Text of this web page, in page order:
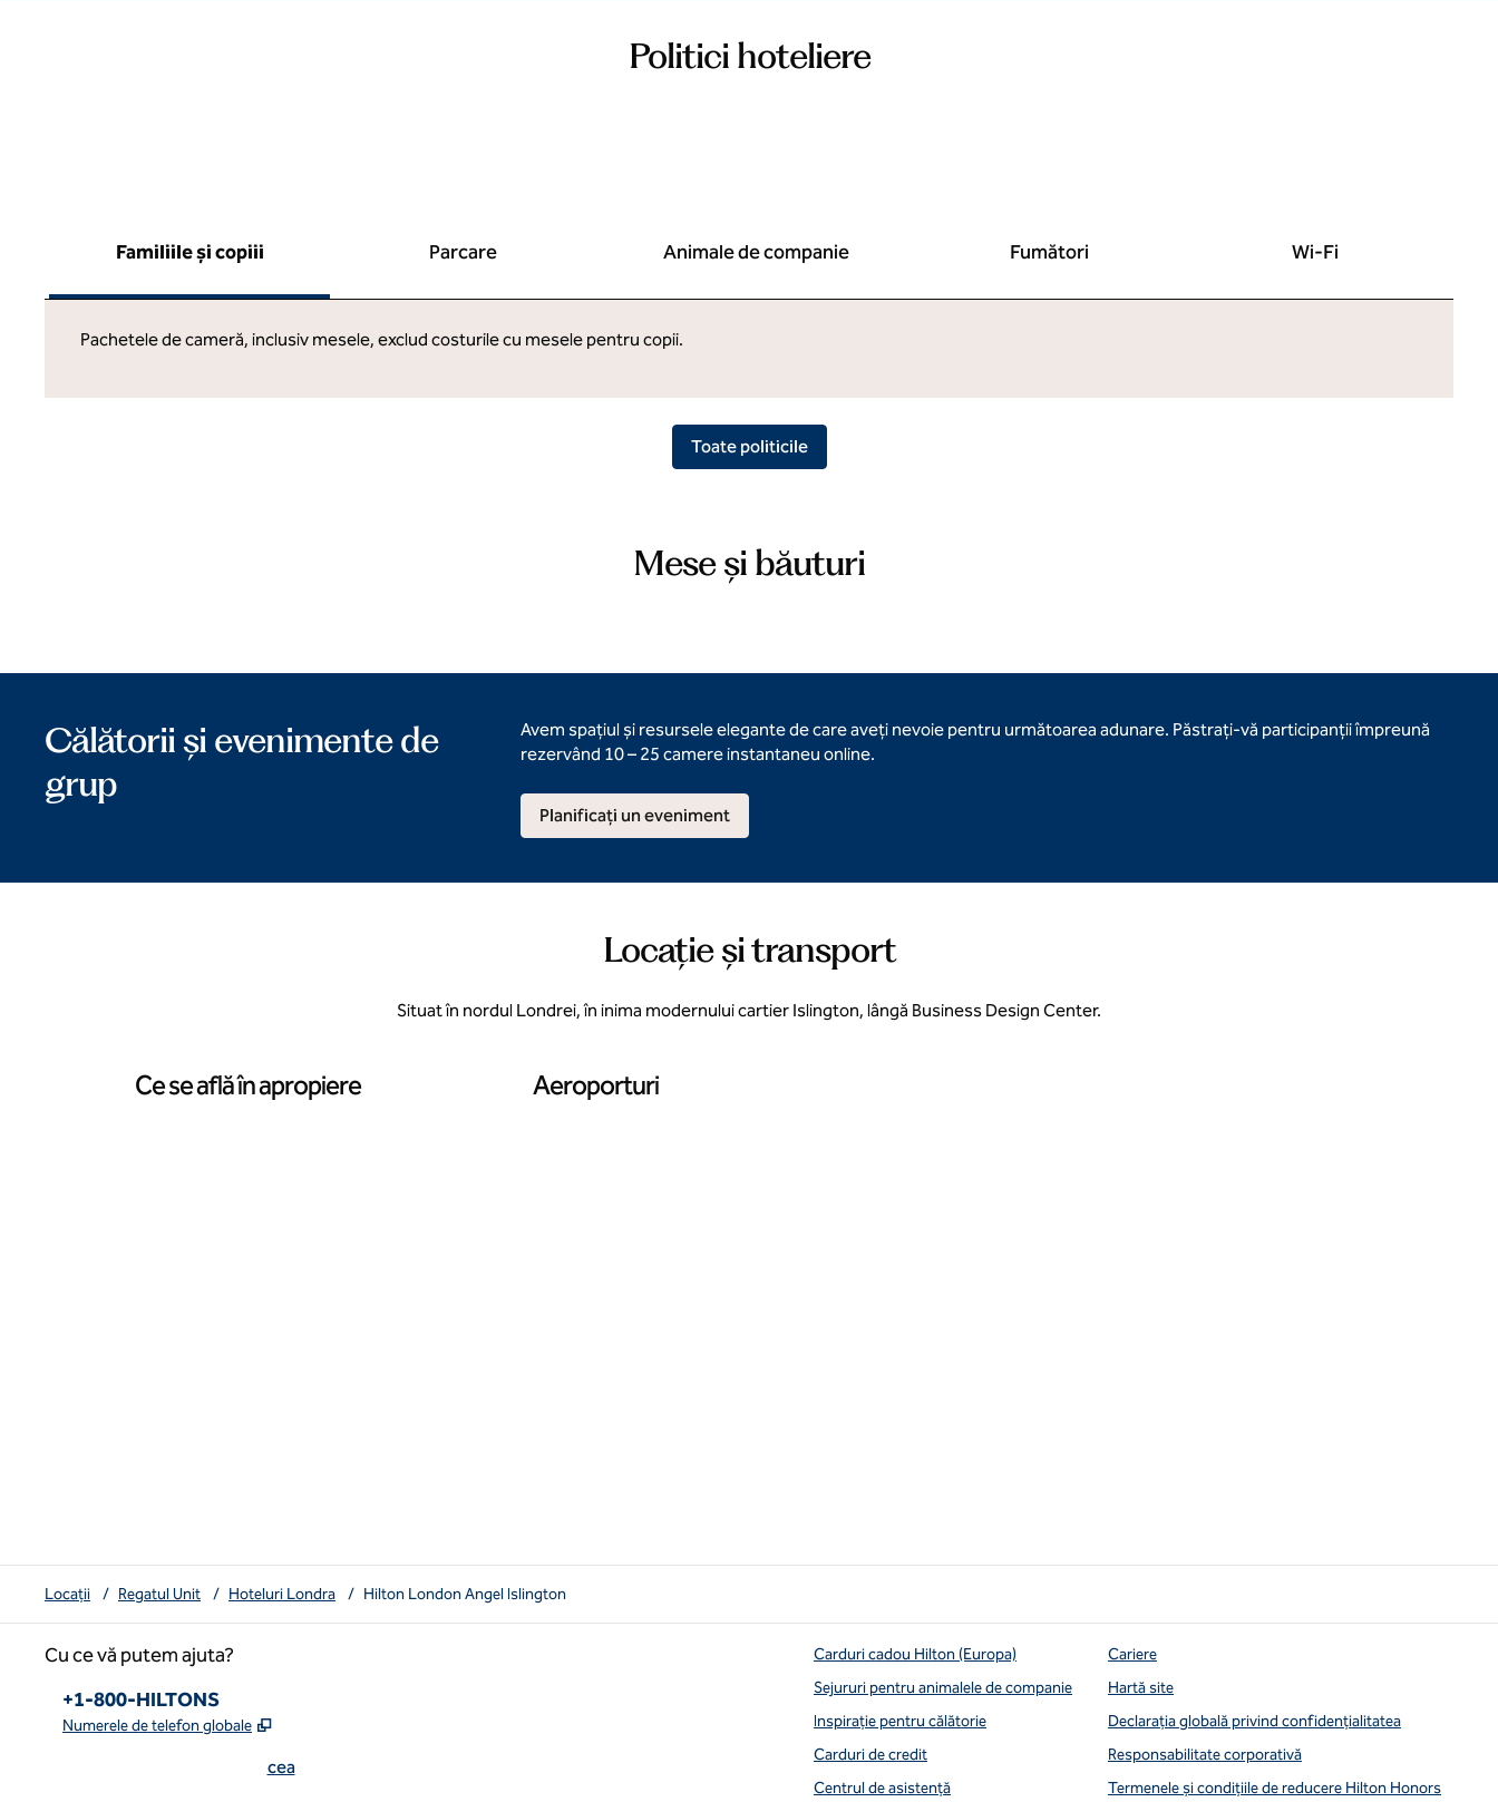
Politici hoteliere
Familiile și copiii Parcare Animale de companie Fumători Wi-Fi
Pachetele de cameră, inclusiv mesele, exclud costurile cu mesele pentru copii.
Toate politicile
Mese și băuturi
Călătorii și evenimente de
grup
Avem spațiul și resursele elegante de care aveți nevoie pentru următoarea adunare. Păstrați-vă participanții împreună
rezervând 10 – 25 camere instantaneu online.
Planificați un eveniment
Locație și transport
Situat în nordul Londrei, în inima modernului cartier Islington, lângă Business Design Center.
Ce se află în apropiere Aeroporturi
Locații / Regatul Unit / Hoteluri Londra / Hilton London Angel Islington
Cu ce vă putem ajuta?
Numărul de telefon:
+1-800-HILTONS
Numerele de telefon globale ,
cea
Carduri cadou Hilton (Europa)
Sejururi pentru animalele de companie
Inspirație pentru călătorie
Carduri de credit
Centrul de asistență
Cariere
Hartă site
Declarația globală privind confidenţialitatea
Responsabilitate corporativă
Termenele și condițiile de reducere Hilton Honors